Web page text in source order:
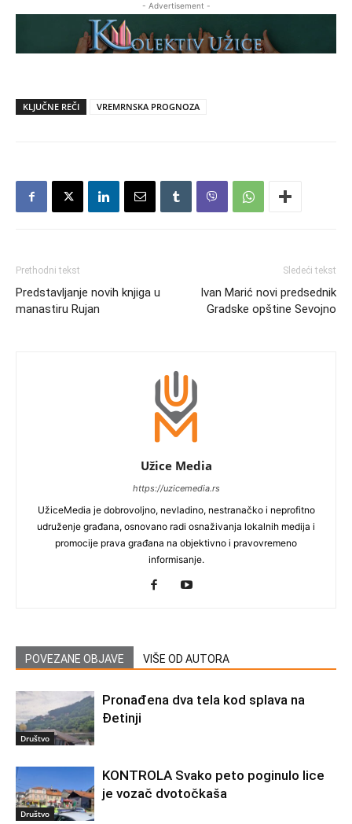
- Advertisement -
KLJUČNE REČI VREMRNSKA PROGNOZA
Prethodni tekst
Predstavljanje novih knjiga u
manastiru Rujan
Sledeći tekst
Ivan Marić novi predsednik
Gradske opštine Sevojno
Užice Media
https://uzicemedia.rs
UžiceMedia je dobrovoljno, nevladino, nestranačko i neprofitno
udruženje građana, osnovano radi osnaživanja lokalnih medija i
promocije prava građana na objektivno i pravovremeno
informisanje.
POVEZANE OBJAVE VIŠE OD AUTORA
Društvo
Pronađena dva tela kod splava na
Đetinji
Društvo
KONTROLA Svako peto poginulo lice
je vozač dvotočkaša